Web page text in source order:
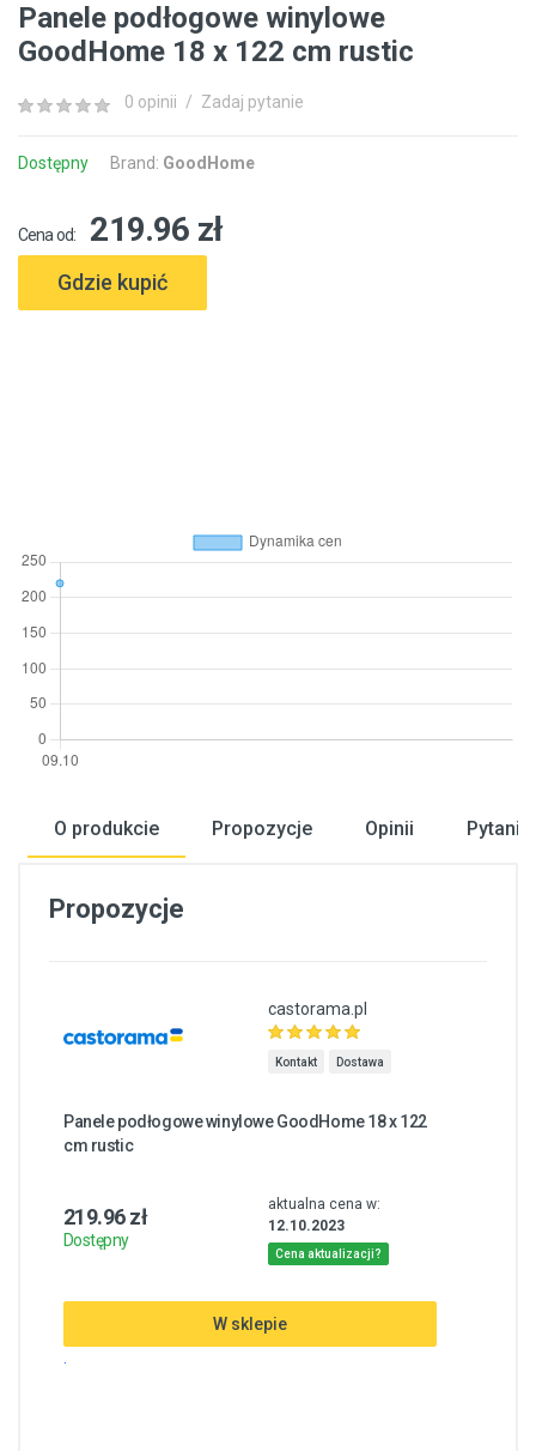
Panele podłogowe winylowe
GoodHome 18 x 122 cm rustic
0 opinii / Zadaj pytanie
Dostępny Brand: GoodHome
Cena od: 219.96 zł
Gdzie kupić
O produkcie Propozycje Opinii
Propozycje
castorama.pl
Kontakt Dostawa
Panele podłogowe winylowe GoodHome 18 x 122
cm rustic
219.96 zł
Dostępny
aktualna cena w:
12.10.2023
Cena aktualizacji?
W sklepie
.